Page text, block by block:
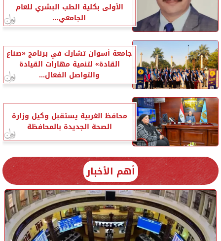
الأولى بكلية الطب البشري للعام
الجامعي...
جامعة أسوان تشارك في برنامج «صناع
القادة» لتنمية مهارات القيادة
والتواصل الفعال...
محافظ الغربية يستقبل وكيل وزارة
الصحة الجديدة بالمحافظة
أهم الأخبار